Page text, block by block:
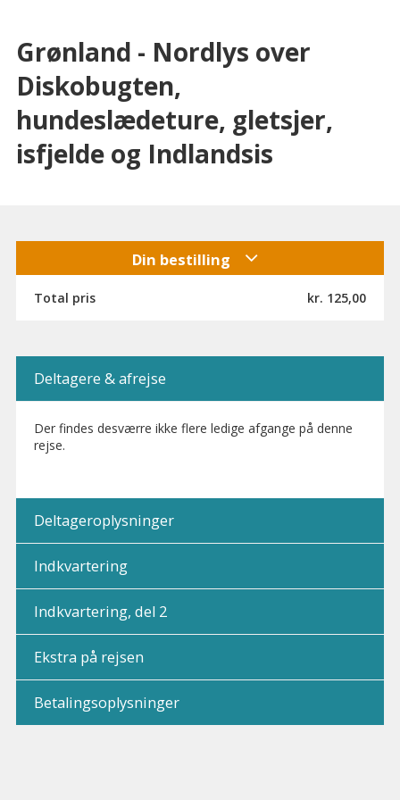
Grønland - Nordlys over
Diskobugten,
hundeslædeture, gletsjer,
isfjelde og Indlandsis
Deltagere & afrejse
Der findes desværre ikke flere ledige afgange på denne
rejse.
Deltageroplysninger
Indkvartering
Indkvartering, del 2
Ekstra på rejsen
Betalingsoplysninger
Din bestilling
Total pris kr. 125,00